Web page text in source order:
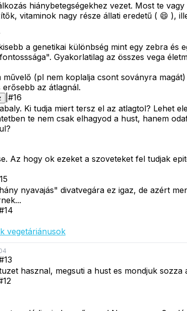
hiánybetegségekhez vezet. Most te
vitaminok nagy része állati eredetű ( 😄 ),
a genetikai különbség mint egy zebra
Gyakorlatilag az összes vega
(pl nem koplalja csont soványra
az átlagnál.
#16
Ki tudja miert tersz el az atlagtol? Lehet
te nem csak elhagyod a hust, hanem
Az hogy ok ezeket a szoveteket fel tudjak
15
nyavajás" divatvegára ez igaz, de azért
14
vegetáriánusok
13
hasznal, megsuti a hust es mondjuk
12